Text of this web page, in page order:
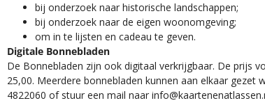
​bij onderzoek naar historische landschappen;
bij onderzoek naar de eigen woonomgeving;
om in te lijsten en cadeau te geven.
Digitale Bonnebladen
De Bonnebladen zijn ook digitaal verkrijgbaar. De prijs
25,00. Meerdere bonnebladen kunnen aan elkaar gezet
4822060 of stuur een mail naar